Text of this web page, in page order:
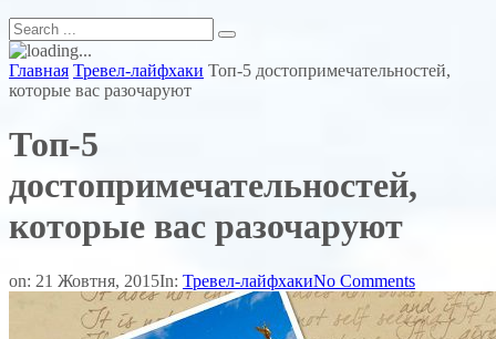
Главная Тревел-лайфхаки Топ-5 достопримечательностей,
которые вас разочаруют
Топ-5
достопримечательностей,
которые вас разочаруют
on: 21 Жовтня, 2015In: Тревел-лайфхакиNo Comments